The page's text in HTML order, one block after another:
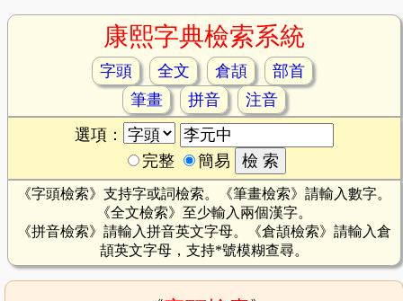
康熙字典檢索系統
字頭 全文 倉頡
部首
筆畫
拼音
注音
選項：
完整
簡易
《字頭檢索》支持字或詞檢索。《筆畫檢索》請輸入數字。
《全文檢索》至少輸入兩個漢字。
《拼音檢索》請輸入拼音英文字母。《倉頡檢索》請輸入倉
頡英文字母，支持*號模糊查尋。